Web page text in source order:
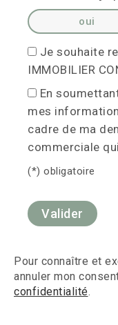
oui
Je souhaite
IMMOBILIER
En
mes
cadre de ma
commerciale
(*) obligatoire
Pour connaître et
annuler mon
confidentialité.